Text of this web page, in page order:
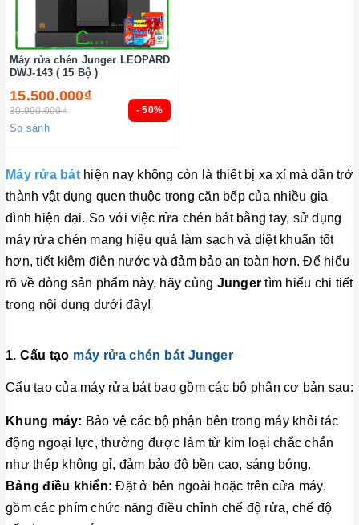
- 50%
Máy rửa chén Junger LEOPARD
DWJ-143 ( 15 Bộ )
15.500.000₫
30.990.000₫
So sánh
Máy rửa báthiện nay không còn là thiết bị xa xỉ mà dần trở
thành vật dụng quen thuộc trong căn bếp của nhiều gia
đình hiện đại. So với việc rửa chén bát bằng tay, sử dụng
máy rửa chén mang hiệu quả làm sạch và diệt khuẩn tốt
hơn, tiết kiệm điện nước và đảm bảo an toàn hơn. Để hiểu
rõ về dòng sản phẩm này, hãy cùng Junger tìm hiểu chi tiết
trong nội dung dưới đây!
1. Cấu tạo máy rửa chén bát Junger
Cấu tạo của máy rửa bát bao gồm các bộ phận cơ bản sau:
Khung máy: Bảo vệ các bộ phận bên trong máy khỏi tác
động ngoại lực, thường được làm từ kim loại chắc chắn
như thép không gỉ, đảm bảo độ bền cao, sáng bóng.
Bảng điều khiển: Đặt ở bên ngoài hoặc trên cửa máy,
gồm các phím chức năng điều chỉnh chế độ rửa, chế độ